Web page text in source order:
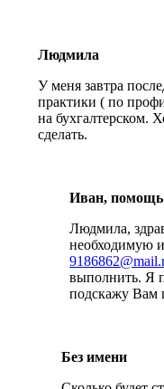
Людмила
У меня завтра
практики ( по
на бухгалтерском.
сделать.
Иван, помощь
Людмила,
необходимую
выполнить. Я
подскажу Вам
Без имени